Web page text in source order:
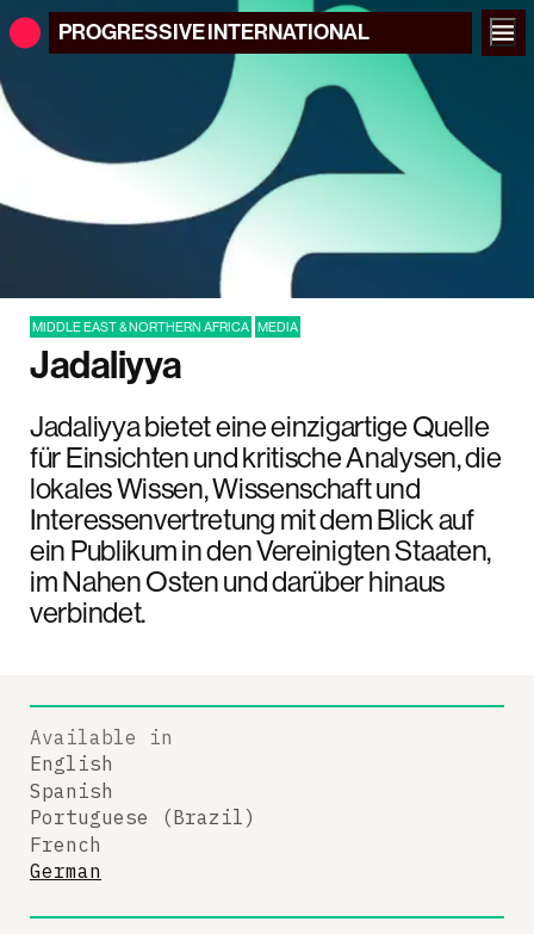
PROGRESSIVEINTERNATIONAL
MIDDLE EAST & NORTHERN AFRICA MEDIA
Jadaliyya
Jadaliyya bietet eine einzigartige Quelle
für Einsichten und kritische Analysen, die
lokales Wissen, Wissenschaft und
Interessenvertretung mit dem Blick auf
ein Publikum in den Vereinigten Staaten,
im Nahen Osten und darüber hinaus
verbindet.
Available in
English
Spanish
Portuguese (Brazil)
French
German